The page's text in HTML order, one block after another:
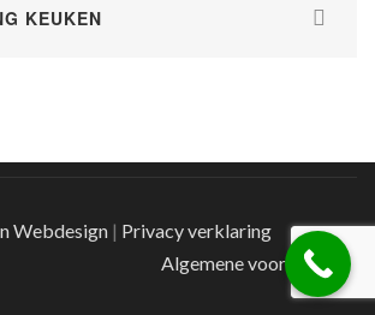
KEUKEN
Webdesign | Privacy verklaring
Algemene voorwaarden